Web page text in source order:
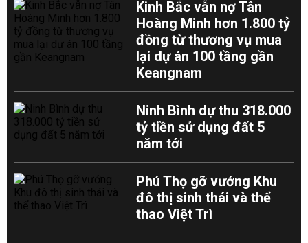
Kinh Bắc vẫn nợ Tân
Hoàng Minh hơn 1.800 tỷ
đồng từ thương vụ mua
lại dự án 100 tầng gần
Keangnam
Ninh Bình dự thu 318.000
tỷ tiền sử dụng đất 5
năm tới
Phú Thọ gỡ vướng Khu
đô thị sinh thái và thể
thao Việt Trì